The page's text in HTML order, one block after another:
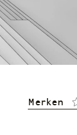
Merken